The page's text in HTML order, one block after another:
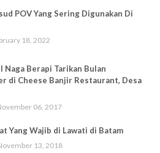
POV Yang Sering Digunakan Di
18, 2022
Naga Berapi Tarikan Bulan
di Cheese Banjir Restaurant, Desa
06, 2017
Yang Wajib di Lawati di Batam
13, 2018